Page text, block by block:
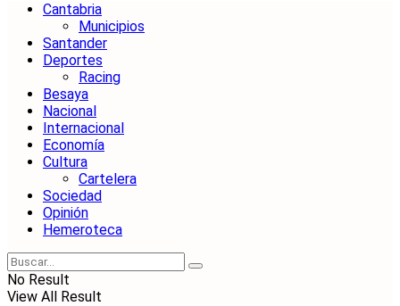
Cantabria
Municipios
Santander
Deportes
Racing
Besaya
Nacional
Internacional
Economía
Cultura
Cartelera
Sociedad
Opinión
Hemeroteca
No Result
View All Result